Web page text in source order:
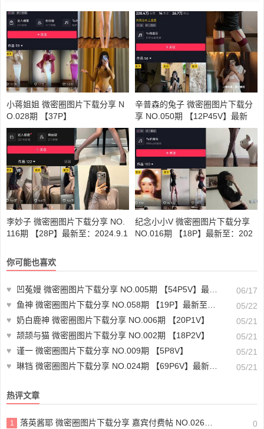
小蒋姐姐 微密圈图片下载分享 N
O.028期 【37P】
辛普森的兔子 微密圈图片下载分
享 NO.050期 【12P45V】最新
至：2024.3.13
李妙子 微密圈图片下载分享 NO.
116期 【28P】最新至：2024.9.1
纪念小小V 微密圈图片下载分享
NO.016期 【18P】最新至：202
你可能也喜欢
♥ 凹菟嫚 微密圈图片下载分享 NO.005期 【54P5V】最新至：2025.3.24
06/17
♥
鱼神 微密圈图片下载分享 NO.058期 【19P】最新至：2023.10.7
05/22
♥ 奶白鹿神 微密圈图片下载分享 NO.006期 【20P1V】
05/21
♥ 颉颉与猫 微密圈图片下载分享 NO.002期 【18P2V】
05/21
♥ 谨一 微密圈图片下载分享 NO.009期 【5P8V】
05/21
♥ 琳铛 微密圈图片下载分享 NO.024期 【69P6V】最新至：2023.7.5 05/21
热评文章
1 落英酱耶 微密圈图片下载分享 嘉宾付费帖 NO.026期 【20P】最新至：2024.6.30 0